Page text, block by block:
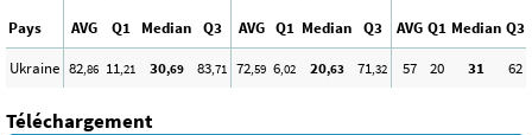
Pays
AVG Q1 Median Q3 AVG Q1 Median Q3 AVG Q1 Median Q3
Ukraine 82,86 11,21 30,69 83,71 72,59 6,02 20,63 71,32 57 20 31 62
Téléchargement